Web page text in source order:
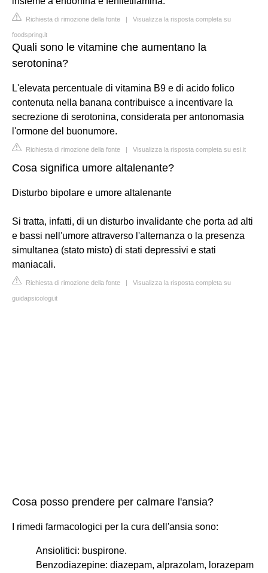
Richiesta di rimozione della fonte | Visualizza la risposta completa su
foodspring.it
Quali sono le vitamine che aumentano la
serotonina?
L'elevata percentuale di vitamina B9 e di acido folico
contenuta nella banana contribuisce a incentivare la
secrezione di serotonina, considerata per antonomasia
l'ormone del buonumore.
Richiesta di rimozione della fonte | Visualizza la risposta completa su esi.it
Cosa significa umore altalenante?
Disturbo bipolare e umore altalenante
Si tratta, infatti, di un disturbo invalidante che porta ad alti
e bassi nell'umore attraverso l'alternanza o la presenza
simultanea (stato misto) di stati depressivi e stati
maniacali.
Richiesta di rimozione della fonte | Visualizza la risposta completa su
guidapsicologi.it
Cosa posso prendere per calmare l'ansia?
I rimedi farmacologici per la cura dell'ansia sono:
Ansiolitici: buspirone.
Benzodiazepine: diazepam, alprazolam, lorazepam